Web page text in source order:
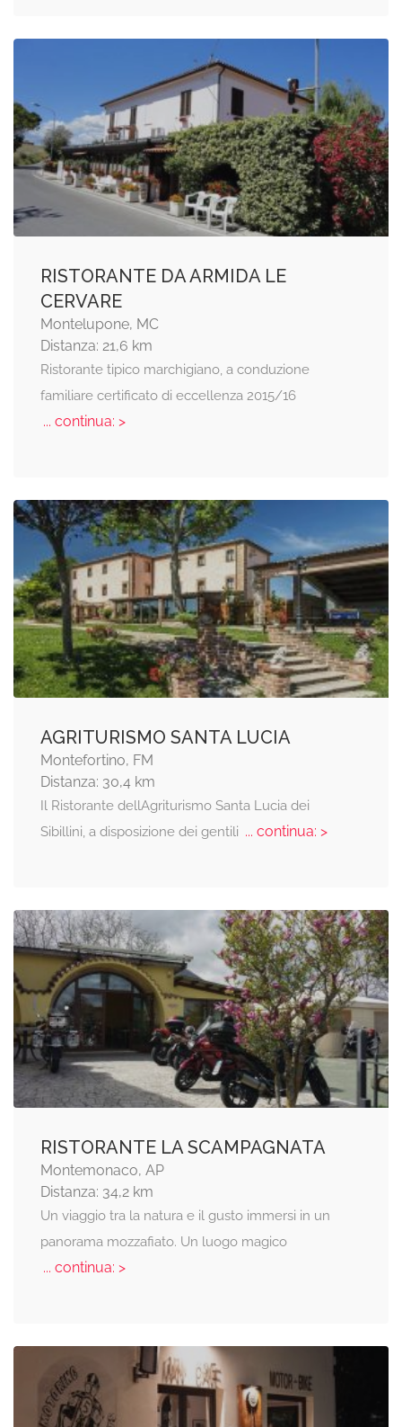
RISTORANTE DA ARMIDA LE
CERVARE
Montelupone, MC
Distanza: 21,6 km
Ristorante tipico marchigiano, a conduzione
familiare certificato di eccellenza 2015/16
... continua: >
AGRITURISMO SANTA LUCIA
Montefortino, FM
Distanza: 30,4 km
Il Ristorante dellAgriturismo Santa Lucia dei
Sibillini, a disposizione dei gentili ... continua: >
RISTORANTE LA SCAMPAGNATA
Montemonaco, AP
Distanza: 34,2 km
Un viaggio tra la natura e il gusto immersi in un
panorama mozzafiato. Un luogo magico
... continua: >